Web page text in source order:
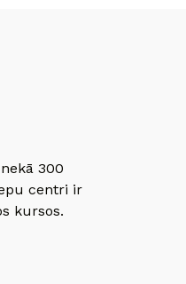
300
centri ir
kursos.